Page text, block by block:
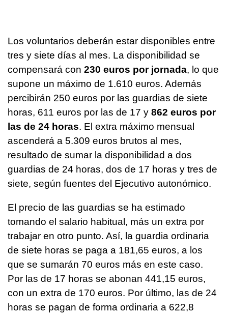
Los voluntarios deberán estar disponibles entre
tres y siete días al mes. La disponibilidad se
compensará con 230 euros por jornada, lo que
supone un máximo de 1.610 euros. Además
percibirán 250 euros por las guardias de siete
horas, 611 euros por las de 17 y 862 euros por
las de 24 horas. El extra máximo mensual
ascenderá a 5.309 euros brutos al mes,
resultado de sumar la disponibilidad a dos
guardias de 24 horas, dos de 17 horas y tres de
siete, según fuentes del Ejecutivo autonómico.
El precio de las guardias se ha estimado
tomando el salario habitual, más un extra por
trabajar en otro punto. Así, la guardia ordinaria
de siete horas se paga a 181,65 euros, a los
que se sumarán 70 euros más en este caso.
Por las de 17 horas se abonan 441,15 euros,
con un extra de 170 euros. Por último, las de 24
horas se pagan de forma ordinaria a 622,8